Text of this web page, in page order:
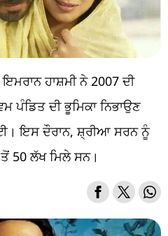
ਹਾਸ਼ਮੀ ਨੇ 2007 ਦੀ
ਪੰਡਿਤ ਦੀ ਭੂਮਿਕਾ ਨਿਭਾਉਣ
ਇਸ ਦੌਰਾਨ, ਸ਼੍ਰੀਆ ਸਰਨ ਨੂੰ
50 ਲੱਖ ਮਿਲੇ ਸਨ।